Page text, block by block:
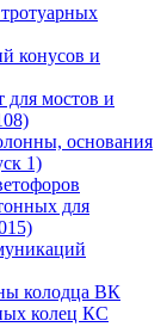
конусов и
мостов и
основания
1)
для
колодца ВК
колец КС